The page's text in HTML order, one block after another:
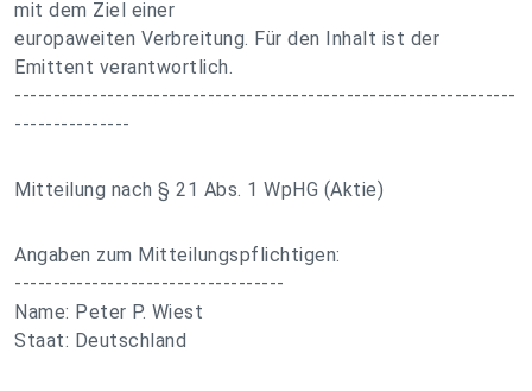
mit dem Ziel einer
europaweiten Verbreitung. Für den Inhalt ist der
Emittent verantwortlich.
-----------------------------------------------------------------
---------------
Mitteilung nach § 21 Abs. 1 WpHG (Aktie)
Angaben zum Mitteilungspflichtigen:
-----------------------------------
Name: Peter P. Wiest
Staat: Deutschland